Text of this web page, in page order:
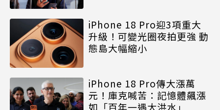
iPhone 18 Pro迎3項重大
升級！可變光圈夜拍更強 動
態島大幅縮小
iPhone 18 Pro傳大漲萬
元！庫克喊苦：記憶體飆漲
如「百年一遇大洪水」